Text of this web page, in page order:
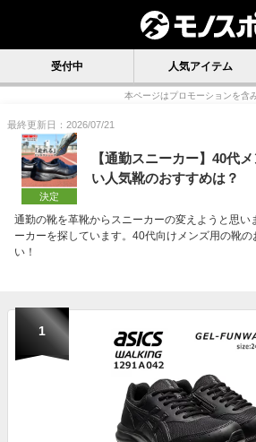
受付中 人気アイテム
本ページはプロモーションを含
最終更新日：2026/07/21
決定
【通勤スニーカー】40代
い人気靴のおすすめは？
通勤の靴を革靴からスニーカーの変えようと思い
ーカーを探しています。40代向けメンズ用の靴の
い！
1